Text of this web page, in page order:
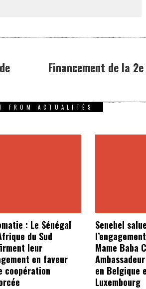
Financement de la
FROM ACTUALITÉS
: Le Sénégal
du Sud
leur
en faveur
coopération
Senebel salue
Mame Baba
en Belgique
Luxembourg